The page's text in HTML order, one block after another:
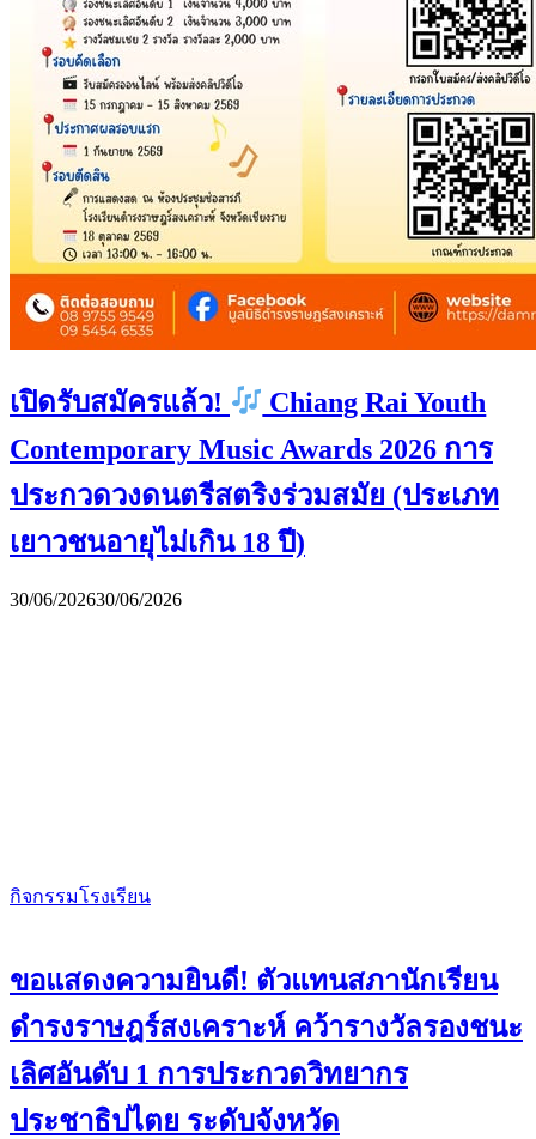
เปิดรับสมัครแล้ว!
Chiang Rai Youth
Contemporary Music Awards 2026 การ
ประกวดวงดนตรีสตริงร่วมสมัย (ประเภท
เยาวชนอายุไม่เกิน 18 ปี)
30/06/202630/06/2026
กิจกรรมโรงเรียน
ขอแสดงความยินดี! ตัวแทนสภานักเรียน
ดำรงราษฎร์สงเคราะห์ คว้ารางวัลรองชนะ
เลิศอันดับ 1 การประกวดวิทยากร
ประชาธิปไตย ระดับจังหวัด